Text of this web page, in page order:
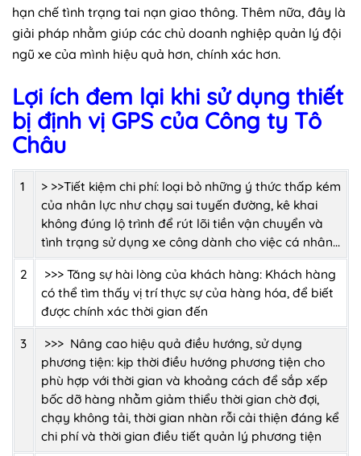
hạn chế tình trạng tai nạn giao thông. Thêm nữa, đây là
giải pháp nhằm giúp các chủ doanh nghiệp quản lý đội
ngũ xe của mình hiệu quả hơn, chính xác hơn.
Lợi ích đem lại khi sử dụng thiết
bị định vị GPS của Công ty Tô
Châu
1
> >>Tiết kiệm chi phí: loại bỏ những ý thức thấp kém
của nhân lực như chạy sai tuyến đường, kê khai
không đúng lộ trình để rút lõi tiền vận chuyển và
tình trạng sử dụng xe công dành cho việc cá nhân...
2
>>> Tăng sự hài lòng của khách hàng: Khách hàng
có thể tìm thấy vị trí thực sự của hàng hóa, để biết
được chính xác thời gian đến
3
>>> Nâng cao hiệu quả điều hướng, sử dụng
phương tiện: kịp thời điều hướng phương tiện cho
phù hợp với thời gian và khoảng cách để sắp xếp
bốc dỡ hàng nhằm giảm thiểu thời gian chờ đợi,
chạy không tải, thời gian nhàn rỗi cải thiện đáng kể
chi phí và thời gian điều tiết quản lý phương tiện